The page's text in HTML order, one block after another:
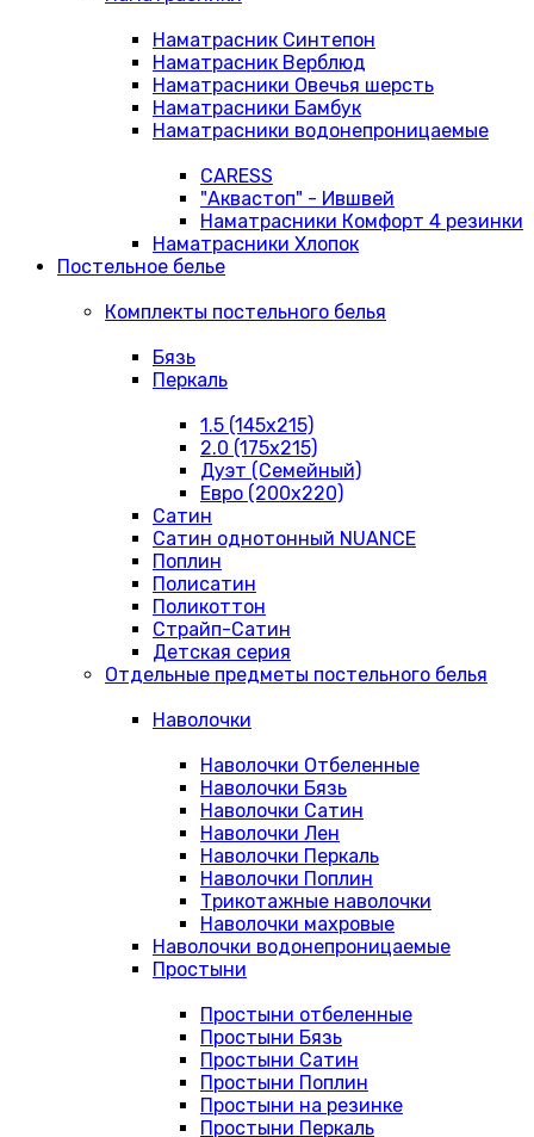
Наматрасник Синтепон
Наматрасник Верблюд
Наматрасники Овечья шерсть
Наматрасники Бамбук
Наматрасники водонепроницаемые
CARESS
"Аквастоп" - Ившвей
Наматрасники Комфорт 4 резинки
Наматрасники Хлопок
Постельное белье
Комплекты постельного белья
Бязь
Перкаль
1.5 (145х215)
2.0 (175х215)
Дуэт (Семейный)
Евро (200х220)
Сатин
Сатин однотонный NUANCE
Поплин
Полисатин
Поликоттон
Страйп-Сатин
Детская серия
Отдельные предметы постельного белья
Наволочки
Наволочки Отбеленные
Наволочки Бязь
Наволочки Сатин
Наволочки Лен
Наволочки Перкаль
Наволочки Поплин
Трикотажные наволочки
Наволочки махровые
Наволочки водонепроницаемые
Простыни
Простыни отбеленные
Простыни Бязь
Простыни Сатин
Простыни Поплин
Простыни на резинке
Простыни Перкаль